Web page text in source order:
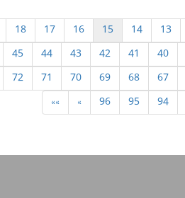
13
14
15
16
17
18
40
41
42
43
44
45
67
68
69
70
71
72
94
95
96
»
»»